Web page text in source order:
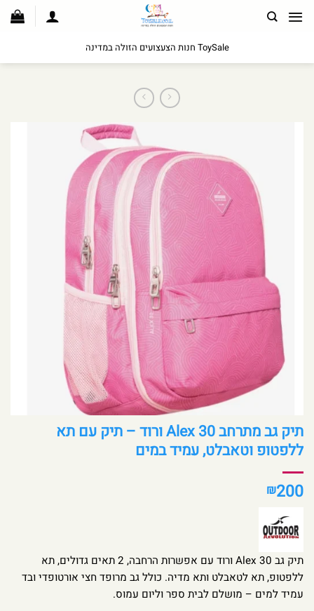
לתוכן
ToySale חנות הצעצועים הזולה במדינה
תיק גב מתרחב Alex 30 ורוד – תיק עם תא
ללפטופ וטאבלט, עמיד במים
₪200
תיק גב Alex 30 ורוד עם אפשרות הרחבה, 2 תאים גדולים, תא
ללפטופ, תא לטאבלט ותא מדיה. כולל גב מרופד חצי אורטופדי ובד
עמיד למים – מושלם לבית ספר וליום עמוס.